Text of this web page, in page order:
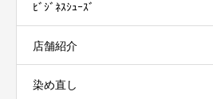
ﾋﾞｼﾞﾈｽｼｭｰｽﾞ
店舗紹介
染め直し